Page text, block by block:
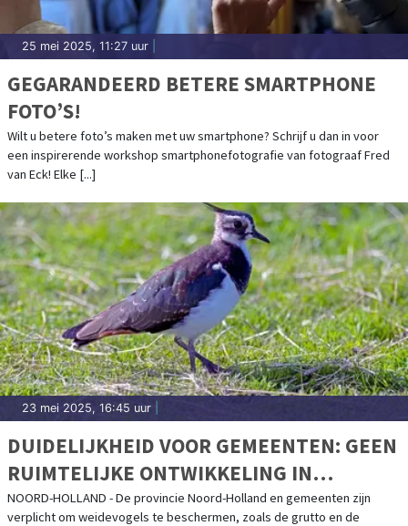
25 mei 2025, 11:27 uur
GEGARANDEERD BETERE SMARTPHONE
FOTO’S!
Wilt u betere foto’s maken met uw smartphone? Schrijf u dan in voor
een inspirerende workshop smartphonefotografie van fotograaf Fred
van Eck! Elke [...]
23 mei 2025, 16:45 uur
DUIDELIJKHEID VOOR GEMEENTEN: GEEN
RUIMTELIJKE ONTWIKKELING IN
WEIDEVOGELGEBIEDEN
NOORD-HOLLAND - De provincie Noord-Holland en gemeenten zijn
verplicht om weidevogels te beschermen, zoals de grutto en de